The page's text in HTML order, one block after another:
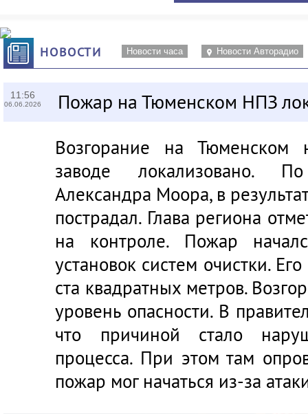
НОВОСТИ Новости часа Новости Авторадио
11:56
06.06.2026 Пожар на Тюменском НПЗ
Возгорание на Тюменском
заводе локализовано.
Александра Моора, в
пострадал. Глава региона
на контроле. Пожар
установок систем очистки.
ста квадратных метров.
уровень опасности. В
что причиной стало
процесса. При этом там
пожар мог начаться из-за